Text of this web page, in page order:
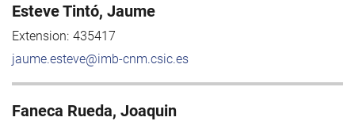
Esteve Tintó, Jaume
Extension: 435417
jaume.esteve@imb-cnm.csic.es
Faneca Rueda, Joaquin